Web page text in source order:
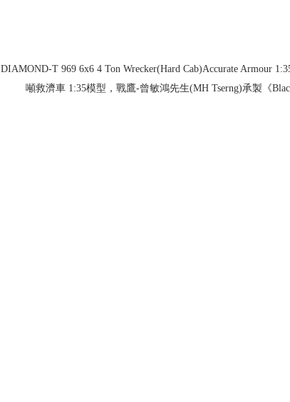
DIAMOND-T 969 6x6 4 Ton Wrecker(Hard Cab)Accurate Armour
噸救濟車 1:35模型，戰鷹-曾敏鴻先生(MH Tserng)承製《